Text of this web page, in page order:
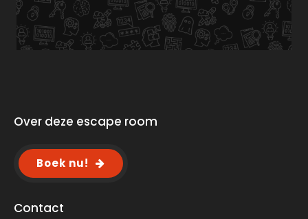
Over deze escape room
Boek nu!
Contact